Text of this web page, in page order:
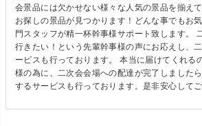
会景品には欠かせない様々な人気の景品を揃え
お探しの景品が見つかります！どんな事でもお
門スタッフが精一杯幹事様サポート致します。
行きたい！という先輩幹事様の声にお応えし、
ービスも行っております。 本当に届けてくれる
様の為に、二次会会場への配達が完了しました
するサービスも行っております。是非安心してご